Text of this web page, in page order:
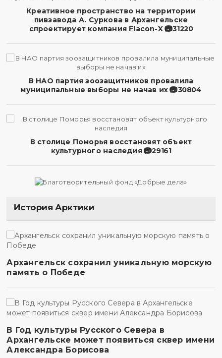
Креативное пространство на территории
пивзавода А. Суркова в Архангельске
спроектирует компания Flacon-X
31220
В НАО партия зоозащитников провалила
муниципальные выборы не начав их
30804
В столице Поморья восстановят объект
культурного наследия
29161
История Арктики
Архангельск сохранил уникальную морскую
память о Победе
В Год культуры Русского Севера в
Архангельске может появиться сквер имени
Александра Борисова